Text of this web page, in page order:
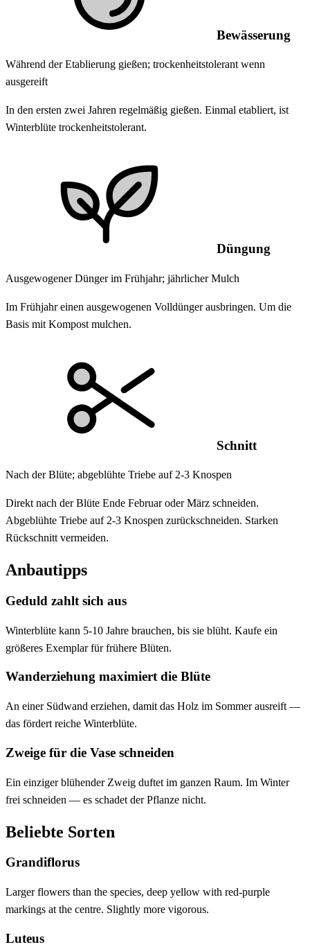
Bewässerung
Während der Etablierung gießen; trockenheitstolerant wenn
ausgereift
In den ersten zwei Jahren regelmäßig gießen. Einmal etabliert, ist
Winterblüte trockenheitstolerant.
Düngung
Ausgewogener Dünger im Frühjahr; jährlicher Mulch
Im Frühjahr einen ausgewogenen Volldünger ausbringen. Um die
Basis mit Kompost mulchen.
Schnitt
Nach der Blüte; abgeblühte Triebe auf 2-3 Knospen
Direkt nach der Blüte Ende Februar oder März schneiden.
Abgeblühte Triebe auf 2-3 Knospen zurückschneiden. Starken
Rückschnitt vermeiden.
Anbautipps
Geduld zahlt sich aus
Winterblüte kann 5-10 Jahre brauchen, bis sie blüht. Kaufe ein
größeres Exemplar für frühere Blüten.
Wanderziehung maximiert die Blüte
An einer Südwand erziehen, damit das Holz im Sommer ausreift —
das fördert reiche Winterblüte.
Zweige für die Vase schneiden
Ein einziger blühender Zweig duftet im ganzen Raum. Im Winter
frei schneiden — es schadet der Pflanze nicht.
Beliebte Sorten
Grandiflorus
Larger flowers than the species, deep yellow with red-purple
markings at the centre. Slightly more vigorous.
Luteus